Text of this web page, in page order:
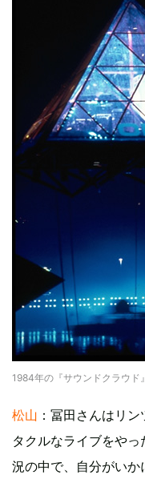
1984年の『サウンドクラウ
松山 ：冨田さんはリ
タクルなライブをや
況の中で、自分がい